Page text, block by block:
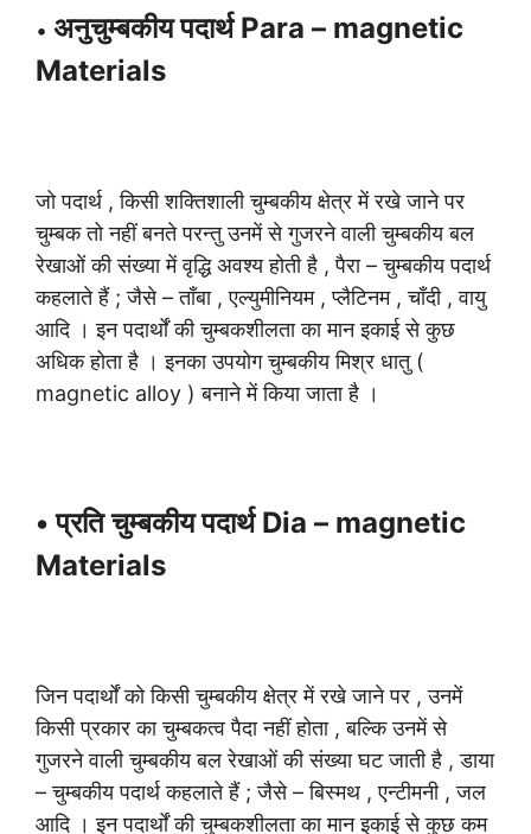
• अनुचुम्बकीय पदार्थ Para – magnetic
Materials
जो पदार्थ , किसी शक्तिशाली चुम्बकीय क्षेत्र में रखे जाने पर
चुम्बक तो नहीं बनते परन्तु उनमें से गुजरने वाली चुम्बकीय बल
रेखाओं की संख्या में वृद्धि अवश्य होती है , पैरा – चुम्बकीय पदार्थ
कहलाते हैं ; जैसे – ताँबा , एल्युमीनियम , प्लैटिनम , चाँदी , वायु
आदि । इन पदार्थों की चुम्बकशीलता का मान इकाई से कुछ
अधिक होता है । इनका उपयोग चुम्बकीय मिश्र धातु (
magnetic alloy ) बनाने में किया जाता है ।
• प्रति चुम्बकीय पदार्थ Dia – magnetic
Materials
जिन पदार्थों को किसी चुम्बकीय क्षेत्र में रखे जाने पर , उनमें
किसी प्रकार का चुम्बकत्व पैदा नहीं होता , बल्कि उनमें से
गुजरने वाली चुम्बकीय बल रेखाओं की संख्या घट जाती है , डाया
– चुम्बकीय पदार्थ कहलाते हैं ; जैसे – बिस्मथ , एन्टीमनी , जल
आदि । इन पदार्थों की चुम्बकशीलता का मान इकाई से कुछ कम